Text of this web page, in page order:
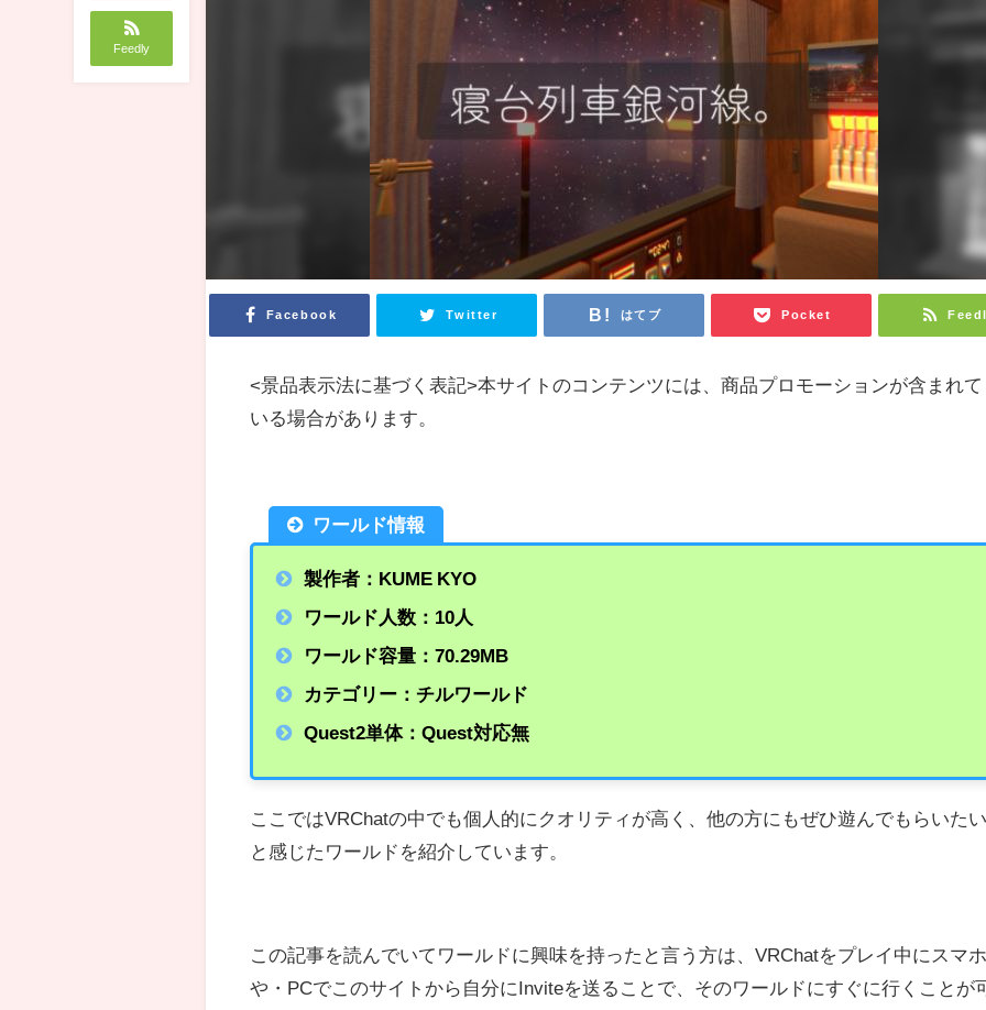
Feedly
Facebook Twitter はてブ Pocket
<景品表示法に基づく表記>本サイトのコンテンツには、商品プロモーションが含まれて
いる場合があります。
ワールド情報
製作者：KUME KYO
ワールド人数：10人
ワールド容量：70.29MB
カテゴリー：チルワールド
Quest2単体：Quest対応無
ここではVRChatの中でも個人的にクオリティが高く、他の方にもぜひ遊んでもらいた
と感じたワールドを紹介しています。
この記事を読んでいてワールドに興味を持ったと言う方は、VRChatをプレイ中にスマ
や・ PCでこのサイトから自分にInviteを送ることで、そのワールドにすぐに行くことが